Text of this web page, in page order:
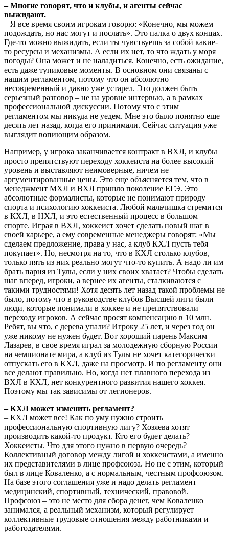
– Многие говорят, что и клубы, и агенты сейчас
выжидают.
– Я все время своим игрокам говорю: «Конечно, мы можем
подождать, но нас могут и послать». Это палка о двух концах.
Где-то можно выжидать, если ты чувствуешь за собой какие-
то ресурсы и механизмы. А если их нет, то что ждать у моря
погоды? Она может и не наладиться. Конечно, есть ожидание,
есть даже тупиковые моменты. В основном они связаны с
нашим регламентом, потому что он абсолютно
несовременный и давно уже устарел. Это должен быть
серьезный разговор – не на уровне интервью, а в рамках
профессиональной дискуссии. Потому что с этим
регламентом мы никуда не уедем. Мне это было понятно еще
десять лет назад, когда его принимали. Сейчас ситуация уже
выглядит вопиющим образом.
Например, у игрока заканчивается контракт в ВХЛ, и клубы
просто препятствуют переходу хоккеиста на более высокий
уровень и выставляют неимоверные, ничем не
аргументированные цены. Это еще объясняется тем, что в
менеджмент МХЛ и ВХЛ пришло поколение ЕГЭ. Это
абсолютные формалисты, которые не понимают природу
спорта и психологию хоккеиста. Любой мальчишка стремится
в КХЛ, в НХЛ, и это естественный процесс в большом
спорте. Играя в ВХЛ, хоккеист хочет сделать новый шаг в
своей карьере, а ему современные менеджеры говорят: «Мы
сделаем предложение, права у нас, а клуб КХЛ пусть тебя
покупает». Но, несмотря на то, что в КХЛ столько клубов,
только пять из них реально могут что-то купить. А надо ли им
брать парня из Тулы, если у них своих хватает? Чтобы сделать
шаг вперед, игроки, а вернее их агенты, сталкиваются с
такими трудностями! Хотя десять лет назад такой проблемы не
было, потому что в руководстве клубов Высшей лиги были
люди, которые понимали в хоккее и не препятствовали
переходу игроков. А сейчас просят компенсацию в 10 млн.
Ребят, вы что, с дерева упали? Игроку 25 лет, и через год он
уже никому не нужен будет. Вот хороший парень Максим
Лазарев, в свое время играл за молодежную сборную России
на чемпионате мира, а клуб из Тулы не хочет категорически
отпускать его в КХЛ, даже на просмотр. И по регламенту они
все делают правильно. Но, когда нет плавного перехода из
ВХЛ в КХЛ, нет конкурентного развития нашего хоккея.
Поэтому мы так зависимы от легионеров.
– КХЛ может изменить регламент?
– КХЛ может все! Как по уму нужно строить
профессиональную спортивную лигу? Хозяева хотят
производить какой-то продукт. Кто его будет делать?
Хоккеисты. Что для этого нужно в первую очередь?
Коллективный договор между лигой и хоккеистами, а именно
их представителями в лице профсоюза. Но не с этим, который
был в лице Коваленко, а с нормальным, честным профсоюзом.
На базе этого соглашения уже и надо делать регламент –
медицинский, спортивный, технический, правовой.
Профсоюз – это не место для сбора денег, чем Коваленко
занимался, а реальный механизм, который регулирует
коллективные трудовые отношения между работниками и
работодателями.